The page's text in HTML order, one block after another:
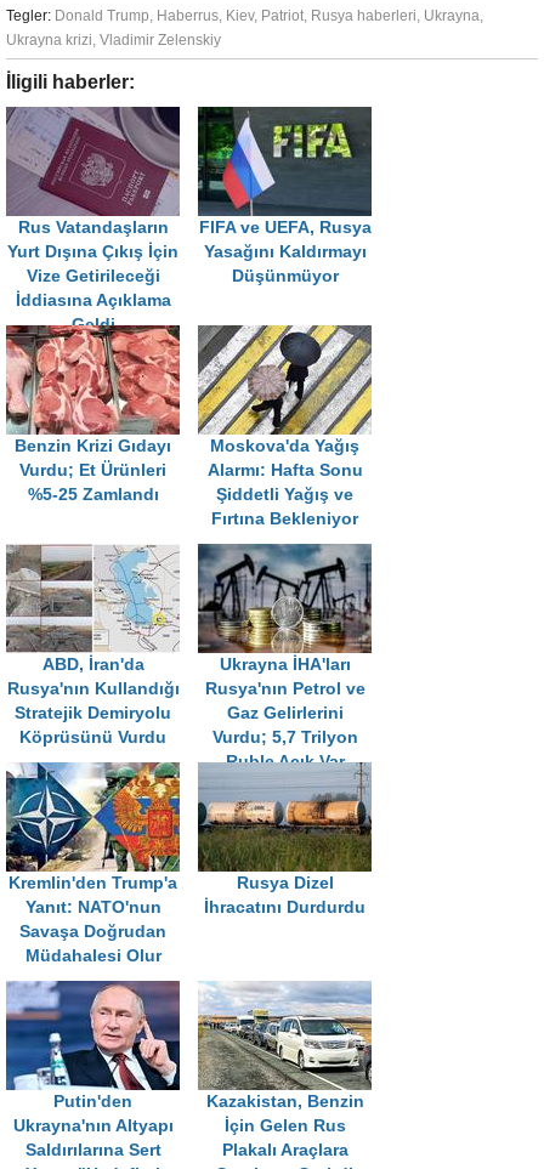
Tegler: Donald Trump, Haberrus, Kiev, Patriot, Rusya haberleri, Ukrayna,
Ukrayna krizi, Vladimir Zelenskiy
İligili haberler:
Rus Vatandaşların
Yurt Dışına Çıkış İçin
Vize Getirileceği
İddiasına Açıklama
Geldi
FIFA ve UEFA, Rusya
Yasağını Kaldırmayı
Düşünmüyor
Benzin Krizi Gıdayı
Vurdu; Et Ürünleri
%5-25 Zamlandı
Moskova'da Yağış
Alarmı: Hafta Sonu
Şiddetli Yağış ve
Fırtına Bekleniyor
ABD, İran'da
Rusya'nın Kullandığı
Stratejik Demiryolu
Köprüsünü Vurdu
Ukrayna İHA'ları
Rusya'nın Petrol ve
Gaz Gelirlerini
Vurdu; 5,7 Trilyon
Ruble Açık Var
Kremlin'den Trump'a
Yanıt: NATO'nun
Savaşa Doğrudan
Müdahalesi Olur
Rusya Dizel
İhracatını Durdurdu
Putin'den
Ukrayna'nın Altyapı
Saldırılarına Sert
Kazakistan, Benzin
İçin Gelen Rus
Plakalı Araçlara